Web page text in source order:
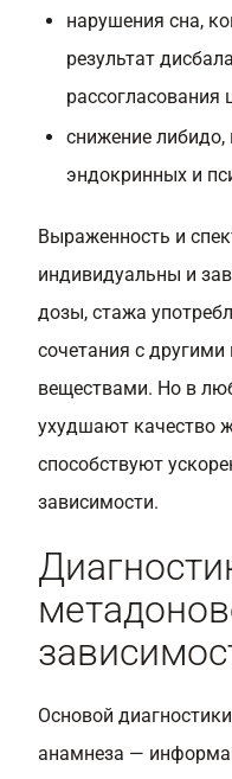
нарушения сна,
результат
снижение либидо,
эндокринных и
Выраженность и
индивидуальны и
дозы, стажа
сочетания с
веществами. Но в
ухудшают качество
способствуют
зависимости.
Основой
анамнеза —